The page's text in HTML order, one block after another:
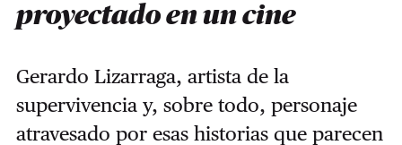
proyectado en un cine
Gerardo Lizarraga, artista de la
supervivencia y, sobre todo, personaje
atravesado por esas historias que parecen